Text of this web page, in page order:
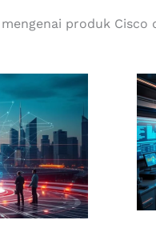
produk Cisco